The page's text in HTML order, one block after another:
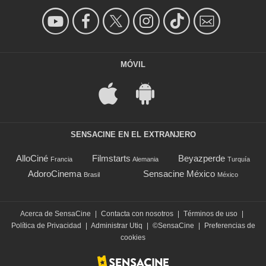
MÓVIL
SENSACINE EN EL EXTRANJERO
AlloCiné Francia Filmstarts Alemania Beyazperde Turquía
AdoroCinema Brasil Sensacine México México
Acerca de SensaCine | Contacta con nosotros | Términos de uso |
Política de Privacidad
| Administrar Utiq | ©SensaCine |
Preferencias de
cookies